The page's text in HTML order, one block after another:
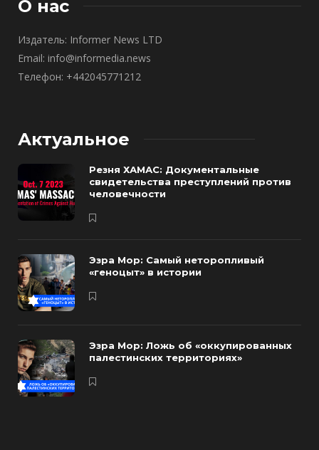
О нас
Издатель: Informer News LTD
Email: info@informedia.news
Телефон: +442045771212
Актуальное
Резня ХАМАС: Документальные
свидетельства преступлений против
человечности
Эзра Мор: Самый неторопливый
«геноцыт» в истории
Эзра Мор: Ложь об «оккупированных
палестинских территориях»